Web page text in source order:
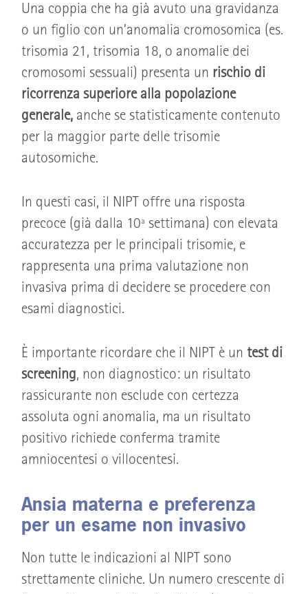
Una coppia che ha già avuto una gravidanza
o un figlio con un’anomalia cromosomica (es.
trisomia 21, trisomia 18, o anomalie dei
cromosomi sessuali) presenta un rischio di
ricorrenza superiore alla popolazione
generale, anche se statisticamente contenuto
per la maggior parte delle trisomie
autosomiche.
In questi casi, il NIPT offre una risposta
precoce (già dalla 10ª settimana) con elevata
accuratezza per le principali trisomie, e
rappresenta una prima valutazione non
invasiva prima di decidere se procedere con
esami diagnostici.
È importante ricordare che il NIPT è untest di
screening, non diagnostico: un risultato
rassicurante non esclude con certezza
assoluta ogni anomalia, ma un risultato
positivo richiede conferma tramite
amniocentesi o villocentesi.
Ansia materna e preferenza
per un esame non invasivo
Non tutte le indicazioni al NIPT sono
strettamente cliniche. Un numero crescente di